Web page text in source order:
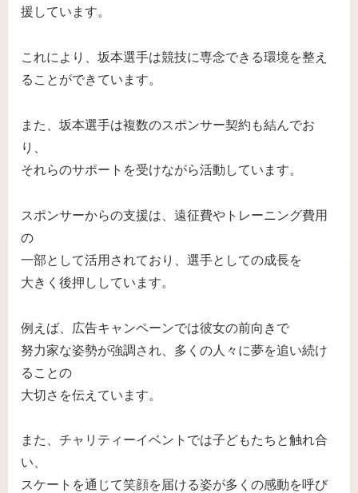
援しています。
これにより、坂本選手は競技に専念できる環境を整え
ることができています。
また、坂本選手は複数のスポンサー契約も結んでお
り、
それらのサポートを受けながら活動しています。
スポンサーからの支援は、遠征費やトレーニング費用
の
一部として活用されており、選手としての成長を
大きく後押ししています。
例えば、広告キャンペーンでは彼女の前向きで
努力家な姿勢が強調され、多くの人々に夢を追い続け
ることの
大切さを伝えています。
また、チャリティーイベントでは子どもたちと触れ合
い、
スケートを通じて笑顔を届ける姿が多くの感動を呼び